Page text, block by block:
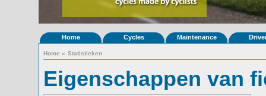
Home Cycles Maintenance
Home » Statistieken
Eigenschappen van